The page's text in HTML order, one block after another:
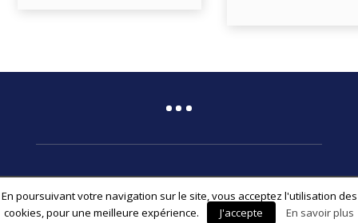
© 2026 Fédération Associative La Voix de l’Enfant
En poursuivant votre navigation sur le site, vous acceptez l'utilisation des
cookies, pour une meilleure expérience.
J'accepte En savoir plus